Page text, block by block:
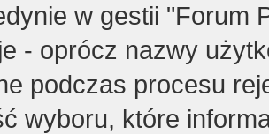
w gestii "Forum
- oprócz nazwy
podczas procesu
wyboru, które